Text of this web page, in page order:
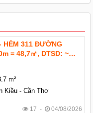
HẺM 311 ĐƯỜNG
= 48,7㎡, DTSD: ~
lý: thổ
m²
Kiều - Cần Thơ
17 - 04/08/2026